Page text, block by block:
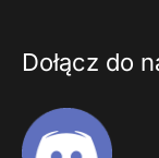
Dołącz do